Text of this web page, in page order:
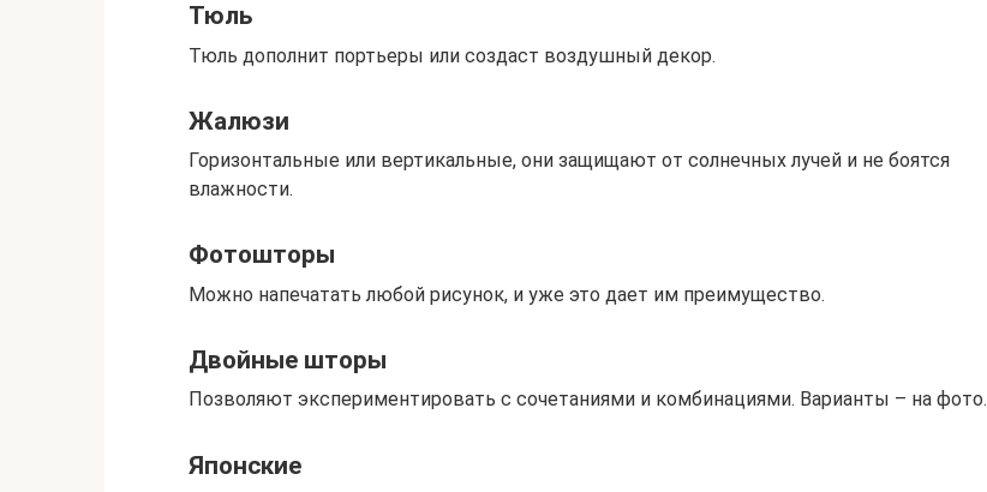
Тюль
Тюль дополнит портьеры или создаст воздушный декор.
Жалюзи
Горизонтальные или вертикальные, они защищают от солнечных лучей и не боятся
влажности.
Фотошторы
Можно напечатать любой рисунок, и уже это дает им преимущество.
Двойные шторы
Позволяют экспериментировать с сочетаниями и комбинациями. Варианты – на фото.
Японские